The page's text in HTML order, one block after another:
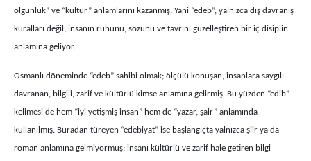
olgunluk” ve “kültür” anlamlarını kazanmış. Yani “edeb”, yalnızca dış davranış
kuralları değil; insanın ruhunu, sözünü ve tavrını güzelleştiren bir iç disiplin
anlamına geliyor.
Osmanlı döneminde “edeb” sahibi olmak; ölçülü konuşan, insanlara saygılı
davranan, bilgili, zarif ve kültürlü kimse anlamına gelirmiş. Bu yüzden “edib”
kelimesi de hem “iyi yetişmiş insan” hem de “yazar, şair” anlamında
kullanılmış. Buradan türeyen “edebiyat” ise başlangıçta yalnızca şiir ya da
roman anlamına gelmiyormuş; insanı kültürlü ve zarif hale getiren bilgi